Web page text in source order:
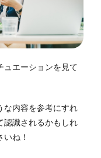
ュエーションを見て
な内容を参考にすれ
認識されるかもしれ
ね！